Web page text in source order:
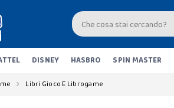
DISNEY HASBRO SPIN MASTER
Libri Gioco E Librogame